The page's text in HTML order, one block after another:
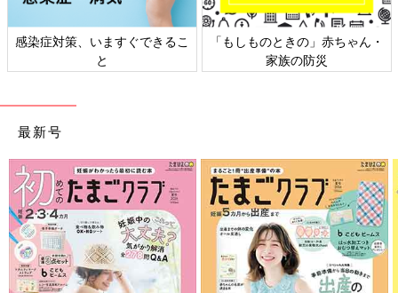
感染症対策、いますぐできるこ
と
「もしものときの」赤ちゃん・
家族の防災
最新号